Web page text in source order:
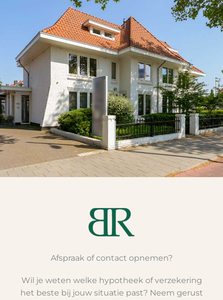
Afspraak of contact opnemen?
Wil je weten welke hypotheek of verzekering
het beste bij jouw situatie past? Neem gerust